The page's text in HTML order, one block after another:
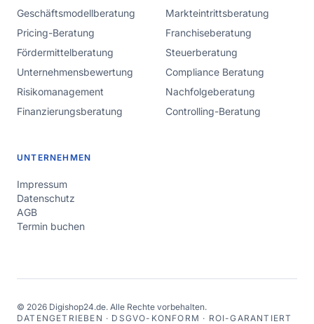
Geschäftsmodellberatung
Markteintrittsberatung
Pricing-Beratung
Franchiseberatung
Fördermittelberatung
Steuerberatung
Unternehmensbewertung
Compliance Beratung
Risikomanagement
Nachfolgeberatung
Finanzierungsberatung
Controlling-Beratung
UNTERNEHMEN
Impressum
Datenschutz
AGB
Termin buchen
© 2026 Digishop24.de. Alle Rechte vorbehalten.
DATENGETRIEBEN · DSGVO-KONFORM · ROI-GARANTIERT